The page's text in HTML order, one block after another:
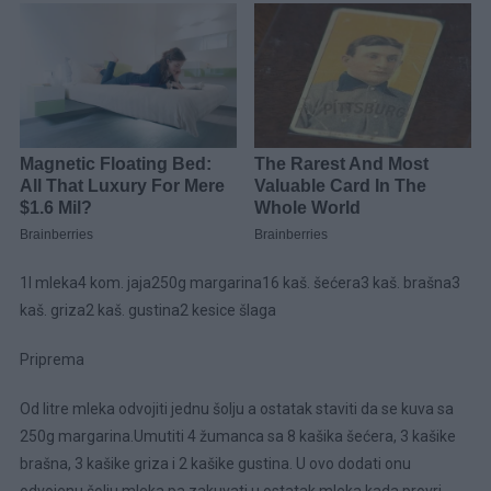
1l mleka4 kom. jaja250g margarina16 kaš. šećera3 kaš. brašna3
kaš. griza2 kaš. gustina2 kesice šlaga
Priprema
Od litre mleka odvojiti jednu šolju a ostatak staviti da se kuva sa
250g margarina.Umutiti 4 žumanca sa 8 kašika šećera, 3 kašike
brašna, 3 kašike griza i 2 kašike gustina. U ovo dodati onu